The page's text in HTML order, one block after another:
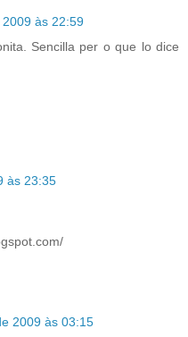
às 22:59
Sencilla per o que lo dice
às 23:35
2009 às 03:15